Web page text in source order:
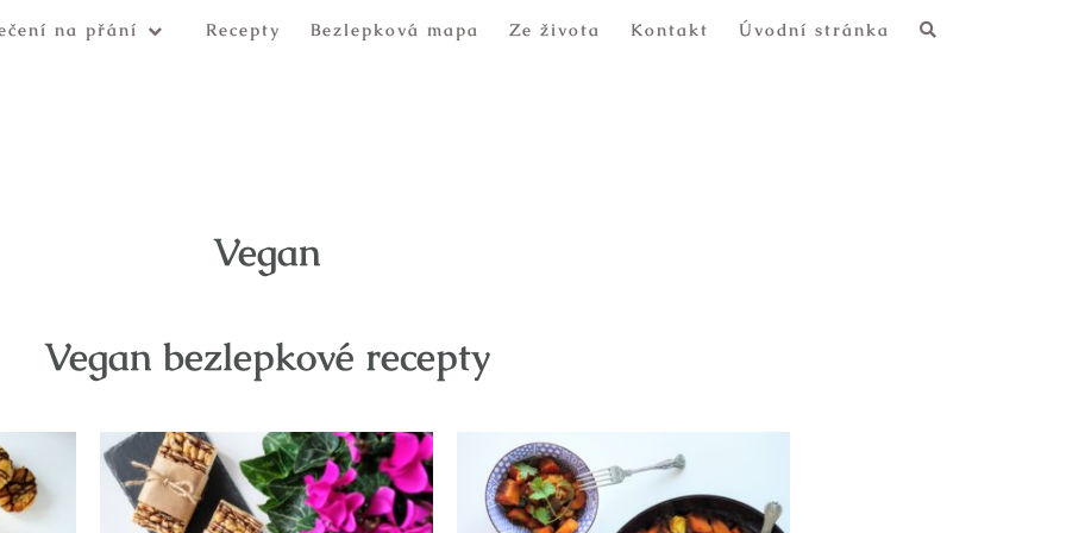
na přání Recepty Bezlepková mapa Ze života Kontakt Úvodní stránka
Vegan
Vegan bezlepkové recepty